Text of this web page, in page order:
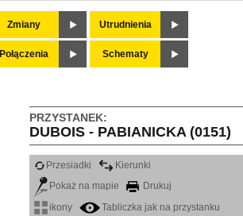
Zmiany Utrudnienia
Połączenia Schematy
PRZYSTANEK:
DUBOIS - PABIANICKA (0151)
Przesiadki
Kierunki
Pokaż na mapie
Drukuj
ikony
Tabliczka jak na przystanku